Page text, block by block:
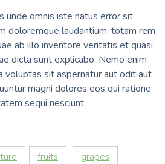
unde omnis iste natus error sit
doloremque laudantium, totam rem
ab illo inventore veritatis et quasi
dicta sunt explicabo. Nemo enim
voluptas sit aspernatur aut odit aut
magni dolores eos qui ratione
sequi nesciunt.
fruits grapes